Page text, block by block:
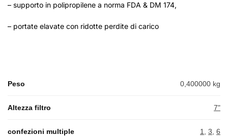
– supporto in polipropilene a norma FDA & DM 174,
– portate elavate con ridotte perdite di carico
Peso 0,400000 kg
Altezza filtro 7"
confezioni multiple 1, 3, 6